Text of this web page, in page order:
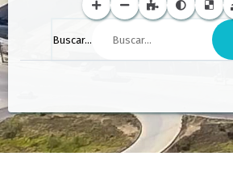
Buscar...